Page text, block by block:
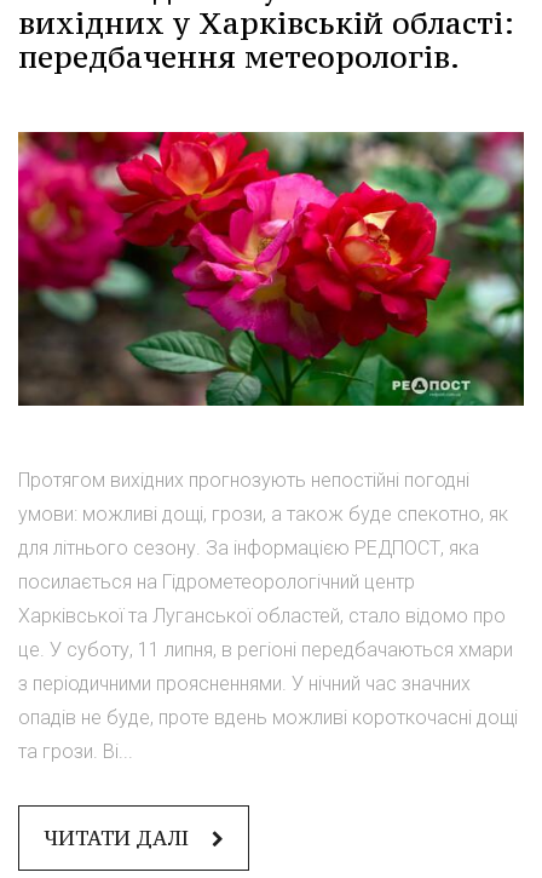
вихідних у Харківській області:
передбачення метеорологів.
Протягом вихідних прогнозують непостійні погодні
умови: можливі дощі, грози, а також буде спекотно, як
для літнього сезону. За інформацією РЕДПОСТ, яка
посилається на Гідрометеорологічний центр
Харківської та Луганської областей, стало відомо про
це. У суботу, 11 липня, в регіоні передбачаються хмари
з періодичними проясненнями. У нічний час значних
опадів не буде, проте вдень можливі короткочасні дощі
та грози. Ві...
ЧИТАТИ ДАЛІ